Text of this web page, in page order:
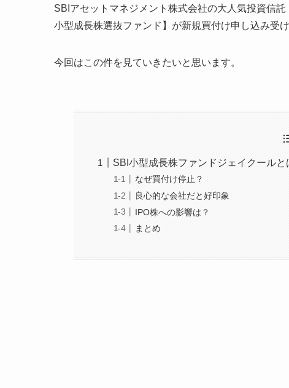
SBIアセットマネジメント株式会社の大人気投資信
小型成長株選抜ファンド】が新規買付け申し込み受
今回はこの件を見ていきたいと思います。
SBI小型成長株ファンドジェイクールと
なぜ買付け停止？
良心的な会社だと好印象
IPO株への影響は？
まとめ